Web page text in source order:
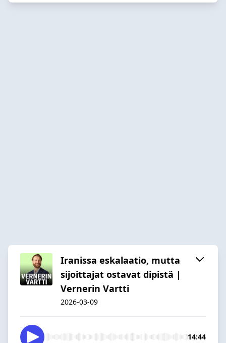
Iranissa eskalaatio, mutta
sijoittajat ostavat dipistä |
Vernerin Vartti
2026-03-09
14:44